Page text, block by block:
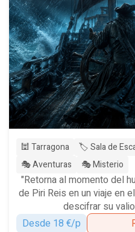
🕍 Tarragona 🏷️ Sala de
🎭 Aventuras
🎭 Misterio
"Retorna al momento del
de Piri Reis en un viaje en
descifrar su
Desde 18 €/p